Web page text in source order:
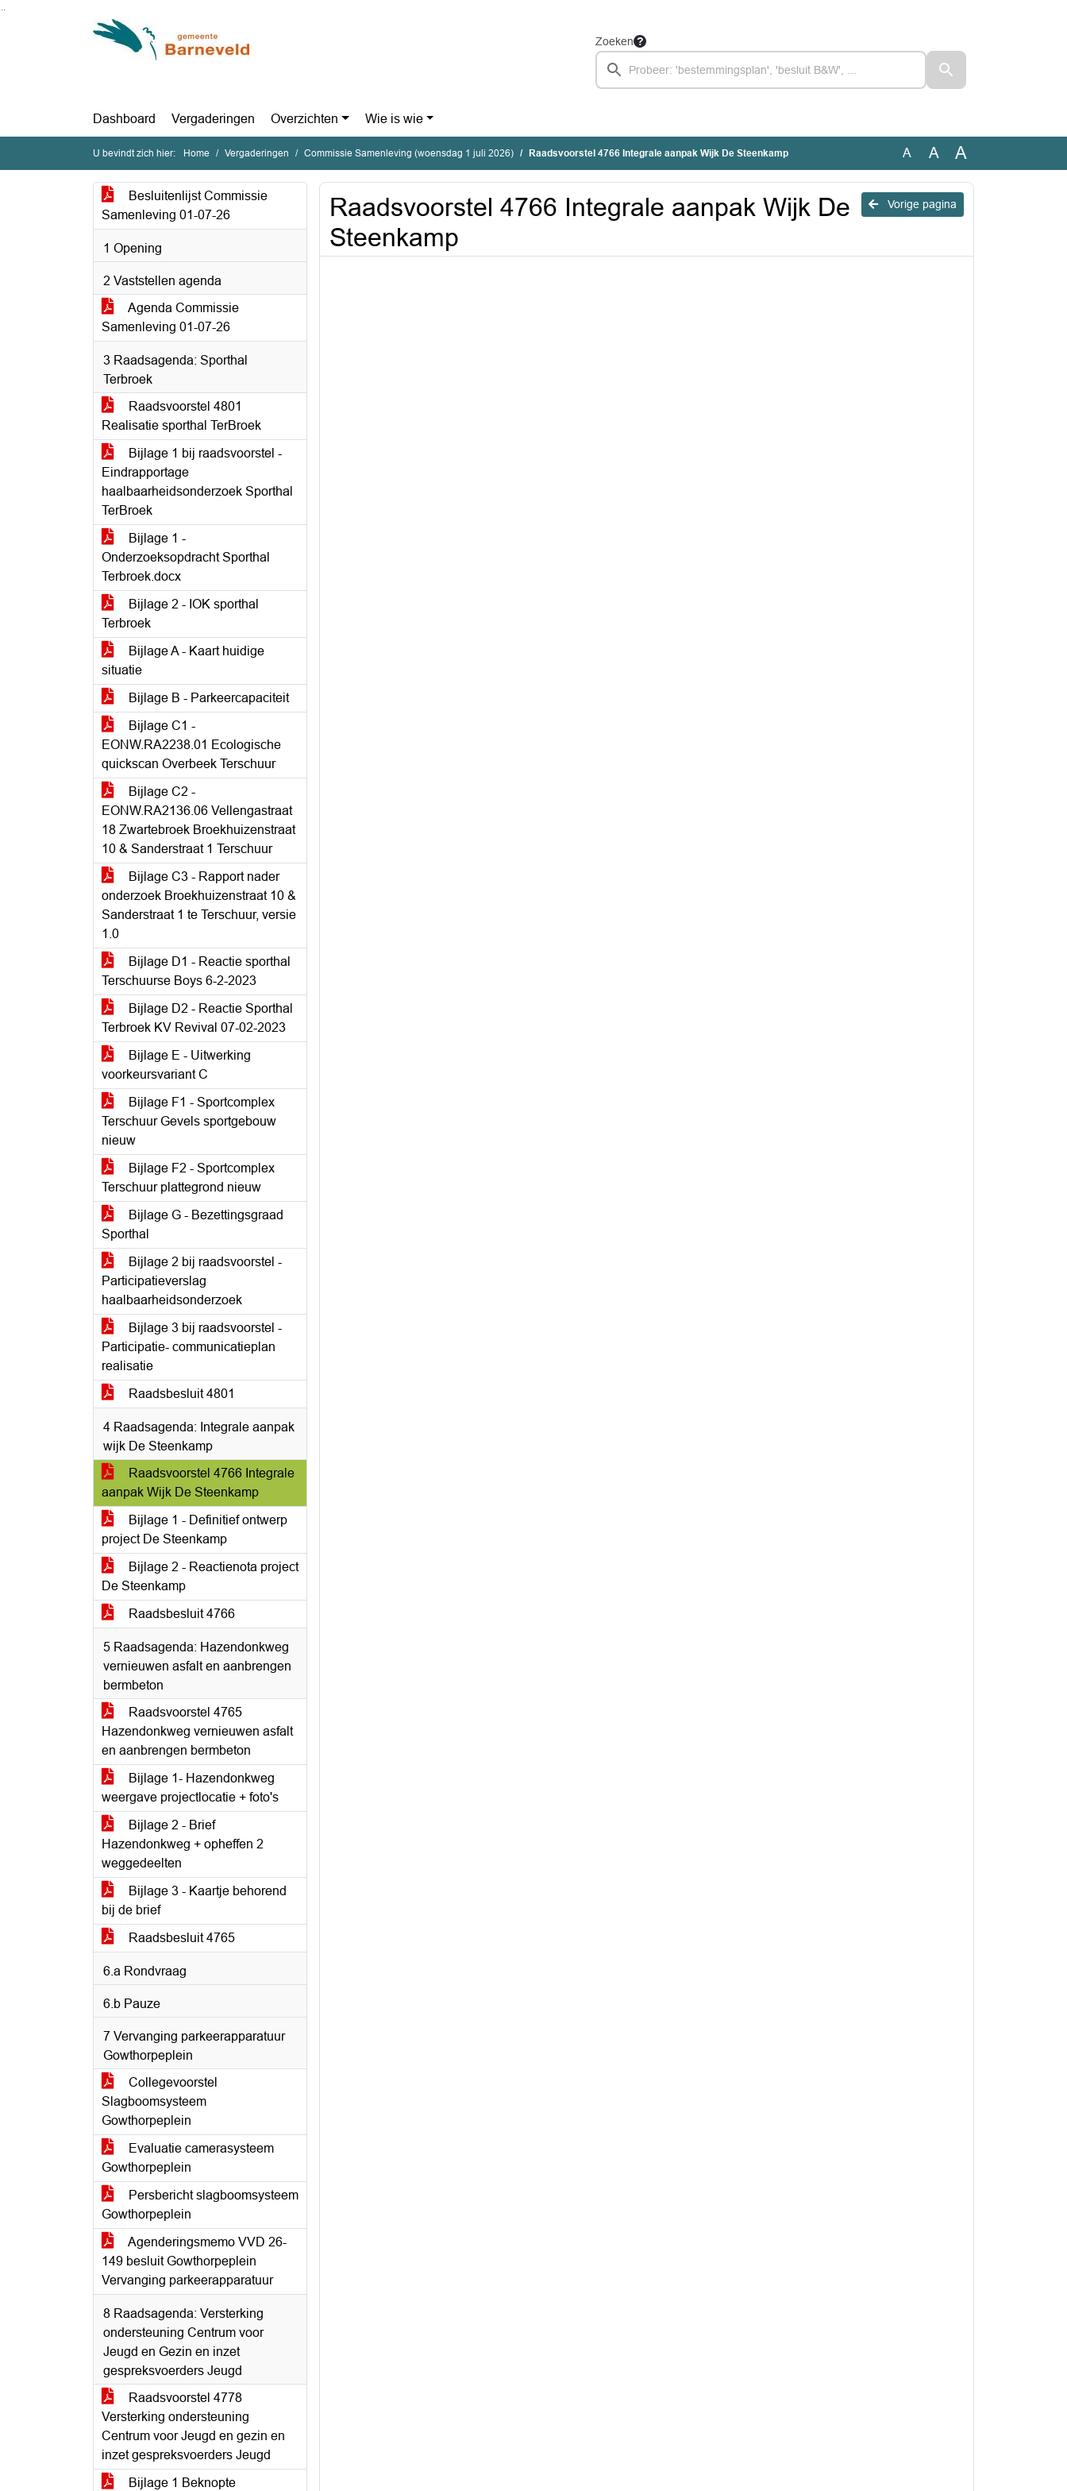
Ga naar de inhoud van deze pagina
Ga naar het zoeken
Zoeken
Dashboard Vergaderingen Overzichten Wie is wie
U bevindt zich hier: Home Vergaderingen Commissie Samenleving (woensdag 1 juli 2026) Raadsvoorstel 4766 Integrale aanpak Wijk De Steenkamp A A A
Besluitenlijst Commissie
Samenleving 01-07-26
1 Opening
2 Vaststellen agenda
Agenda Commissie
Samenleving 01-07-26
3 Raadsagenda: Sporthal
Terbroek
Raadsvoorstel 4801
Realisatie sporthal TerBroek
Bijlage 1 bij raadsvoorstel -
Eindrapportage
haalbaarheidsonderzoek Sporthal
TerBroek
Bijlage 1 -
Onderzoeksopdracht Sporthal
Terbroek.docx
Bijlage 2 - IOK sporthal
Terbroek
Bijlage A - Kaart huidige
situatie
Bijlage B - Parkeercapaciteit
Bijlage C1 -
EONW.RA2238.01 Ecologische
quickscan Overbeek Terschuur
Bijlage C2 -
EONW.RA2136.06 Vellengastraat
18 Zwartebroek Broekhuizenstraat
10 & Sanderstraat 1 Terschuur
Bijlage C3 - Rapport nader
onderzoek Broekhuizenstraat 10 &
Sanderstraat 1 te Terschuur, versie
1.0
Bijlage D1 - Reactie sporthal
Terschuurse Boys 6-2-2023
Bijlage D2 - Reactie Sporthal
Terbroek KV Revival 07-02-2023
Bijlage E - Uitwerking
voorkeursvariant C
Bijlage F1 - Sportcomplex
Terschuur Gevels sportgebouw
nieuw
Bijlage F2 - Sportcomplex
Terschuur plattegrond nieuw
Bijlage G - Bezettingsgraad
Sporthal
Bijlage 2 bij raadsvoorstel -
Participatieverslag
haalbaarheidsonderzoek
Bijlage 3 bij raadsvoorstel -
Participatie- communicatieplan
realisatie
Raadsbesluit 4801
4 Raadsagenda: Integrale aanpak
wijk De Steenkamp
Raadsvoorstel 4766 Integrale
aanpak Wijk De Steenkamp
Bijlage 1 - Definitief ontwerp
project De Steenkamp
Bijlage 2 - Reactienota project
De Steenkamp
Raadsbesluit 4766
5 Raadsagenda: Hazendonkweg
vernieuwen asfalt en aanbrengen
bermbeton
Raadsvoorstel 4765
Hazendonkweg vernieuwen asfalt
en aanbrengen bermbeton
Bijlage 1- Hazendonkweg
weergave projectlocatie + foto's
Bijlage 2 - Brief
Hazendonkweg + opheffen 2
weggedeelten
Bijlage 3 - Kaartje behorend
bij de brief
Raadsbesluit 4765
6.a Rondvraag
6.b Pauze
7 Vervanging parkeerapparatuur
Gowthorpeplein
Collegevoorstel
Slagboomsysteem
Gowthorpeplein
Evaluatie camerasysteem
Gowthorpeplein
Persbericht slagboomsysteem
Gowthorpeplein
Agenderingsmemo VVD 26-
149 besluit Gowthorpeplein
Vervanging parkeerapparatuur
8 Raadsagenda: Versterking
ondersteuning Centrum voor
Jeugd en Gezin en inzet
gespreksvoerders Jeugd
Raadsvoorstel 4778
Versterking ondersteuning
Centrum voor Jeugd en gezin en
inzet gespreksvoerders Jeugd
Bijlage 1 Beknopte
Vorige pagina
Raadsvoorstel 4766 Integrale aanpak Wijk De
Steenkamp